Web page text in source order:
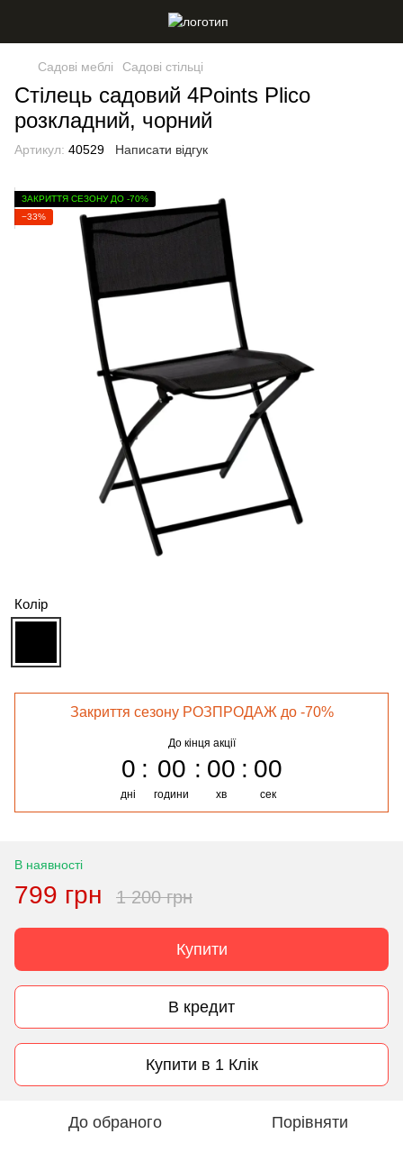
Садові меблі Садові стільці
Стілець садовий 4Points Plico
розкладний, чорний
Артикул: 40529 Написати відгук
ЗАКРИТТЯ СЕЗОНУ ДО -70%
−33%
Колір
Закриття сезону РОЗПРОДАЖ до -70%
До кінця акції
0
дні
00
години
00
хв
00
сек
В наявності
799 грн 1 200 грн
Купити
В кредит
Купити в 1 Клік
До обраного Порівняти